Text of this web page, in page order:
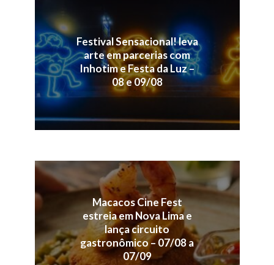
Festival Sensacional! leva
arte em parcerias com
Inhotim e Festa da Luz –
08 e 09/08
Macacos Cine Fest
estreia em Nova Lima e
lança circuito
gastronômico – 07/08 a
07/09